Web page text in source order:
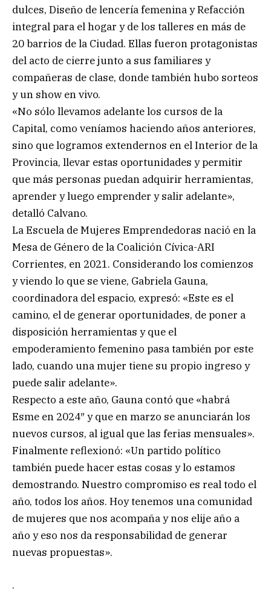
dulces, Diseño de lencería femenina y Refacción
integral para el hogar y de los talleres en más de
20 barrios de la Ciudad. Ellas fueron protagonistas
del acto de cierre junto a sus familiares y
compañeras de clase, donde también hubo sorteos
y un show en vivo.
«No sólo llevamos adelante los cursos de la
Capital, como veníamos haciendo años anteriores,
sino que logramos extendernos en el Interior de la
Provincia, llevar estas oportunidades y permitir
que más personas puedan adquirir herramientas,
aprender y luego emprender y salir adelante»,
detalló Calvano.
La Escuela de Mujeres Emprendedoras nació en la
Mesa de Género de la Coalición Cívica-ARI
Corrientes, en 2021. Considerando los comienzos
y viendo lo que se viene, Gabriela Gauna,
coordinadora del espacio, expresó: «Este es el
camino, el de generar oportunidades, de poner a
disposición herramientas y que el
empoderamiento femenino pasa también por este
lado, cuando una mujer tiene su propio ingreso y
puede salir adelante».
Respecto a este año, Gauna contó que «habrá
Esme en 2024″ y que en marzo se anunciarán los
nuevos cursos, al igual que las ferias mensuales».
Finalmente reflexionó: «Un partido político
también puede hacer estas cosas y lo estamos
demostrando. Nuestro compromiso es real todo el
año, todos los años. Hoy tenemos una comunidad
de mujeres que nos acompaña y nos elije año a
año y eso nos da responsabilidad de generar
nuevas propuestas».
.